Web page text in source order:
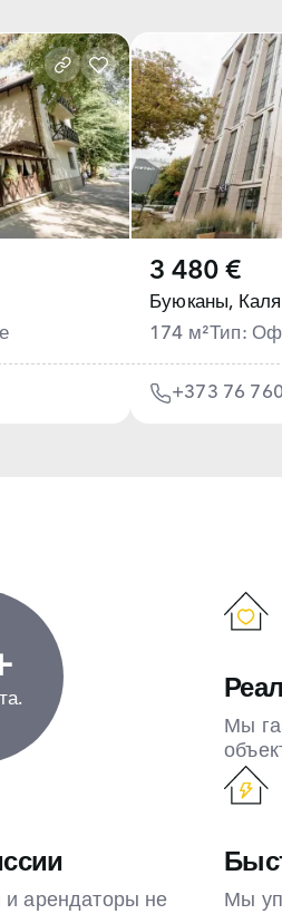
3 480 €
Буюканы,
174 м²Тип:
+373 76
Мы
и арендаторы не
Мы